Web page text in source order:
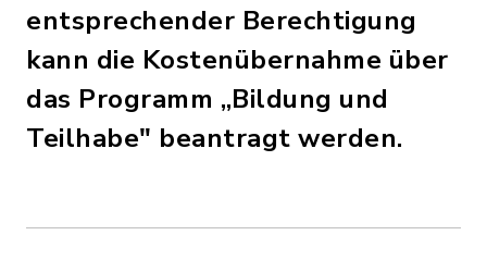
entsprechender Berechtigung
kann die Kostenübernahme über
das Programm „Bildung und
Teilhabe" beantragt werden.